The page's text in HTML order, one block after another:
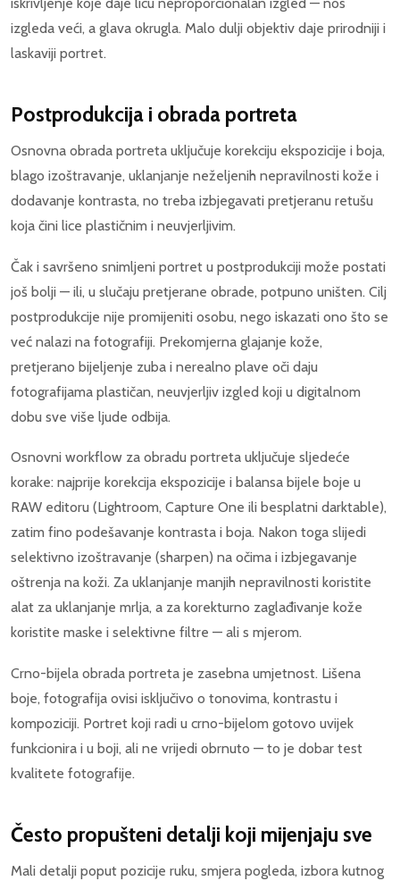
izgleda veći, a glava okrugla. Malo dulji objektiv daje prirodniji i
laskaviji portret.
Postprodukcija i obrada portreta
Osnovna obrada portreta uključuje korekciju ekspozicije i boja,
blago izoštravanje, uklanjanje neželjenih nepravilnosti kože i
dodavanje kontrasta, no treba izbjegavati pretjeranu retušu
koja čini lice plastičnim i neuvjerljivim.
Čak i savršeno snimljeni portret u postprodukciji može postati
još bolji — ili, u slučaju pretjerane obrade, potpuno uništen. Cilj
postprodukcije nije promijeniti osobu, nego iskazati ono što se
već nalazi na fotografiji. Prekomjerna glajanje kože,
pretjerano bijeljenje zuba i nerealno plave oči daju
fotografijama plastičan, neuvjerljiv izgled koji u digitalnom
dobu sve više ljude odbija.
Osnovni workflow za obradu portreta uključuje sljedeće
korake: najprije korekcija ekspozicije i balansa bijele boje u
RAW editoru (Lightroom, Capture One ili besplatni darktable),
zatim fino podešavanje kontrasta i boja. Nakon toga slijedi
selektivno izoštravanje (sharpen) na očima i izbjegavanje
oštrenja na koži. Za uklanjanje manjih nepravilnosti koristite
alat za uklanjanje mrlja, a za korekturno zaglađivanje kože
koristite maske i selektivne filtre — ali s mjerom.
Crno-bijela obrada portreta je zasebna umjetnost. Lišena
boje, fotografija ovisi isključivo o tonovima, kontrastu i
kompoziciji. Portret koji radi u crno-bijelom gotovo uvijek
funkcionira i u boji, ali ne vrijedi obrnuto — to je dobar test
kvalitete fotografije.
Često propušteni detalji koji mijenjaju sve
Mali detalji poput pozicije ruku, smjera pogleda, izbora kutnog